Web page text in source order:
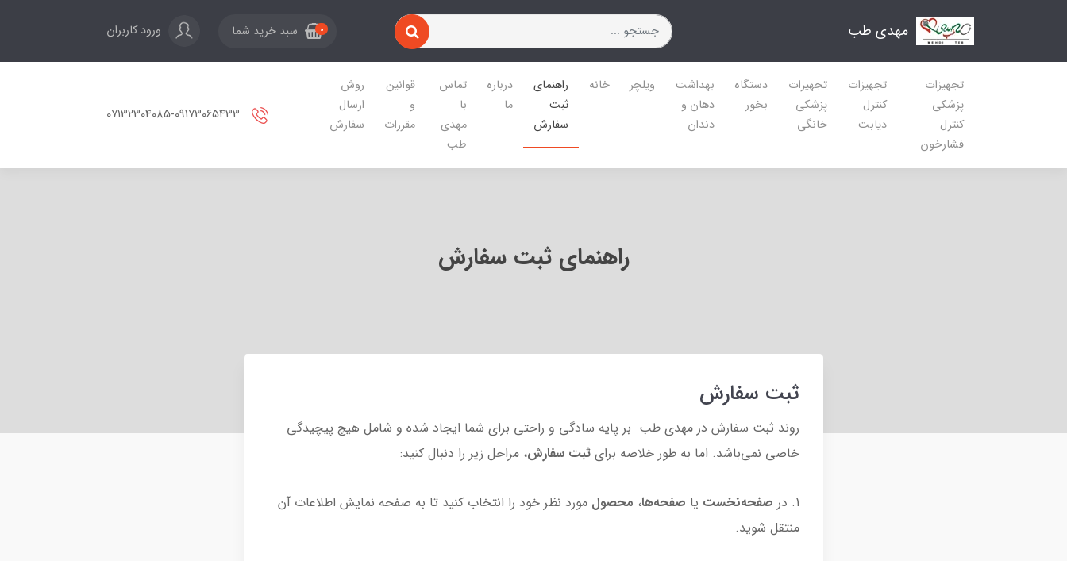
مهدی طب 0 سبد خرید شما ورود کاربران
تجهیزات
پزشکی
کنترل
فشارخون
تجهیزات
کنترل
دیابت
تجهیزات
پزشکی
خانگی
دستگاه
بخور
بهداشت
دهان و
دندان
ویلچر خانه
راهنمای
ثبت
سفارش
درباره
ما
تماس
با
مهدی
طب
قوانین
و
مقررات
روش
ارسال
سفارش
راهنمای ثبت سفارش
ثبت سفارش
روند ثبت سفارش در مهدی طب بر پایه سادگی و راحتی برای شما ایجاد شده و شامل هیچ پیچیدگی
خاصی نمی‌باشد. اما به طور خلاصه برای ثبت سفارش، مراحل زیر را دنبال کنید:
1. در صفحه‌نخست یا صفحه‌ها، محصول مورد نظر خود را انتخاب کنید تا به صفحه نمایش اطلاعات آن
منتقل شوید.